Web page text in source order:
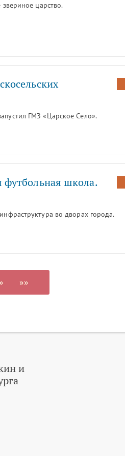
царство.
ГМЗ «Царское Село».
школа.
во дворах города.
» »»
и